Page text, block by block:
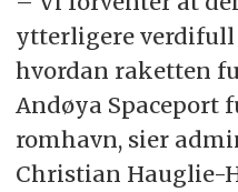
ytterligere
hvordan raketten
Andøya Spaceport
romhavn, sier
Christian Hauglie-